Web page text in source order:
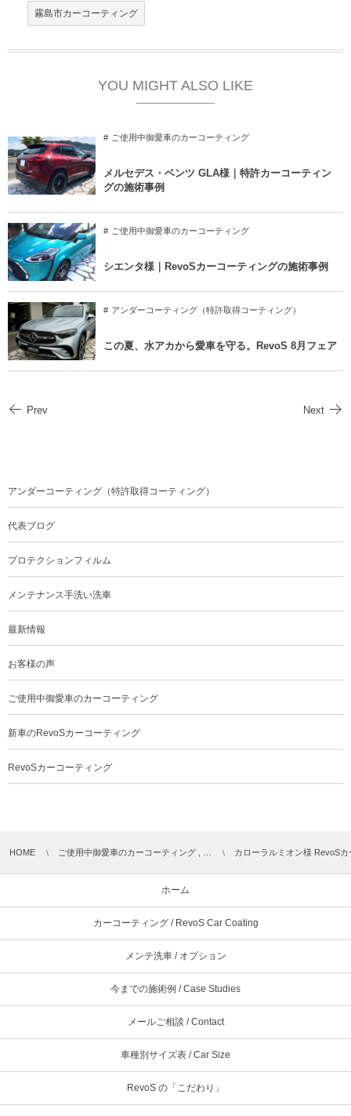
霧島市カーコーティング
YOU MIGHT ALSO LIKE
ご使用中御愛車のカーコーティング
メルセデス・ベンツ GLA様｜特許カーコーティン
グの施術事例
ご使用中御愛車のカーコーティング
シエンタ様｜RevoSカーコーティングの施術事例
アンダーコーティング（特許取得コーティング）
この夏、水アカから愛車を守る。RevoS 8月フェア
Prev Next
アンダーコーティング（特許取得コーティング）
代表ブログ
プロテクションフィルム
メンテナンス手洗い洗車
最新情報
お客様の声
ご使用中御愛車のカーコーティング
新車のRevoSカーコーティング
RevoSカーコーティング
HOME ご使用中御愛車のカーコーティング , … カローラルミオン様 RevoS
ホーム
カーコーティング / RevoS Car Coating
メンテ洗車 / オプション
今までの施術例 / Case Studies
メールご相談 / Contact
車種別サイズ表 / Car Size
RevoS の「こだわり」